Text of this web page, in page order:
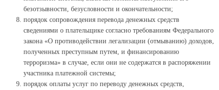
безотзывности, безусловности и окончательности;
порядок сопровождения перевода денежных средств
сведениями о плательщике согласно требованиям Федерального
закона «О противодействии легализации (отмыванию) доходов,
полученных преступным путем, и финансированию
терроризма» в случае, если они не содержатся в распоряжении
участника платежной системы;
порядок оплаты услуг по переводу денежных средств,